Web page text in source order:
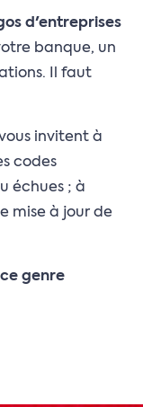
d'entreprises
banque, un
Il faut
invitent à
codes
échues ; à
mise à jour de
genre